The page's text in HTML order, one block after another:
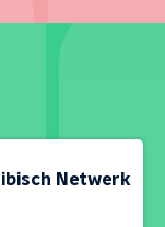
Netwerk